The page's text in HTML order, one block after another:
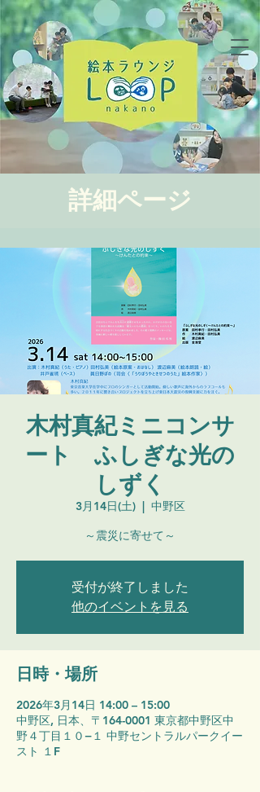
詳細ページ
木村真紀ミニコンサ
ート ふしぎな光の
しずく
3月14日(土)
  |
中野区
～震災に寄せて～
受付が終了しました
他のイベントを見る
日時・場所
2026年3月14日 14:00 – 15:00
中野区, 日本、〒164-0001 東京都中野区中
野４丁目１０−１ 中野セントラルパークイー
スト １F